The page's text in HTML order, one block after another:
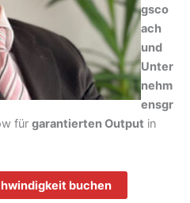
gsco
ach
und
Unter
nehm
ensgr
für garantierten Output in
buchen